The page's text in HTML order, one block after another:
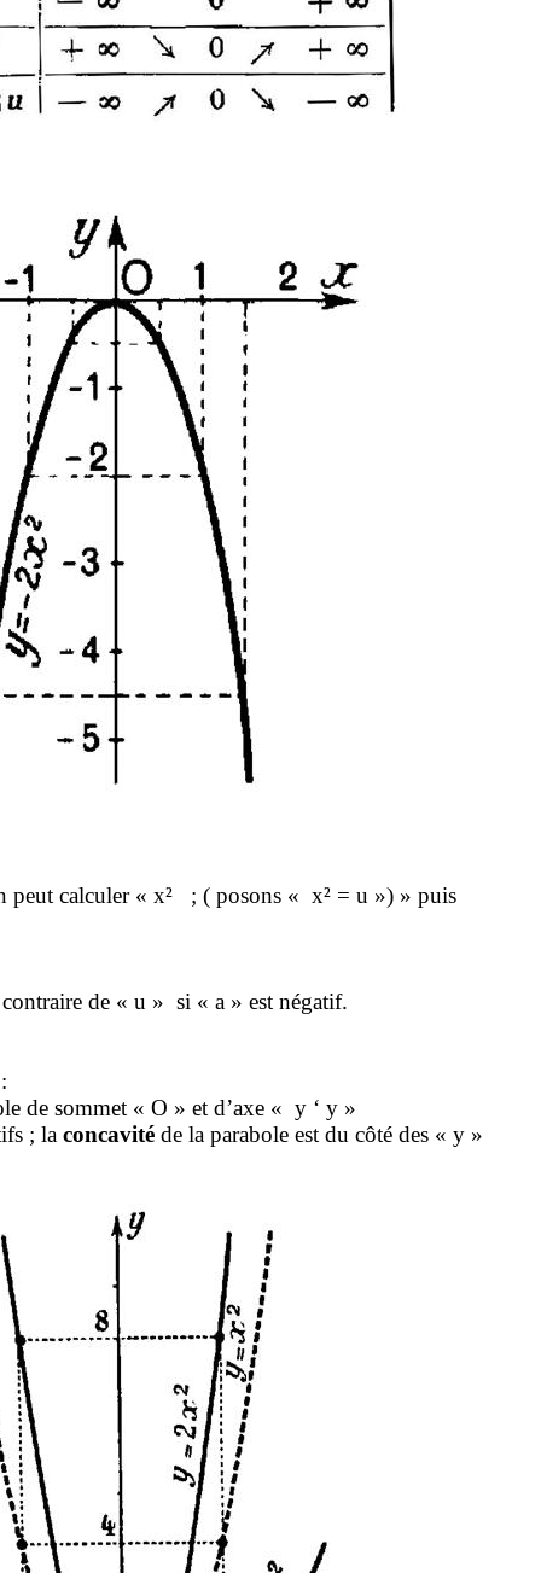
peut calculer « x²
; ( posons « x² = u ») » puis
de « u » si « a » est négatif.
:
de sommet « O » et d’axe « y ‘ y »
; laconcavité de la parabole est du côté des « y »